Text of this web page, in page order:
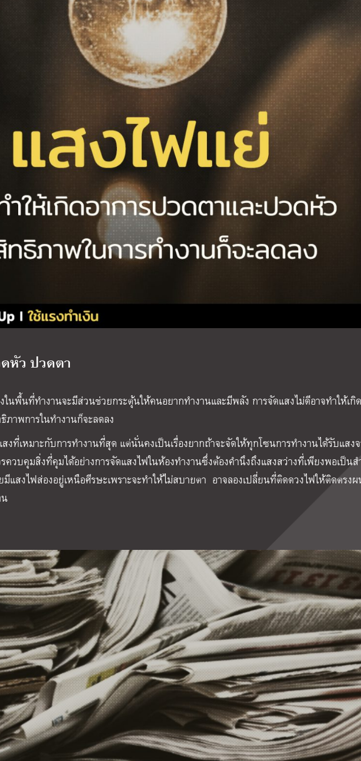
หัว ปวดตา
พื้นที่ทำงานจะมีส่วนช่วยกระตุ้นให้คนอยากทำงานและมีพลัง การจัดแสงไม่ดีอาจทำให้เกิ
าพการในทำงานก็จะลดลง
งที่เหมาะกับการทำงานที่สุด แต่นั่นคงเป็นเรื่องยากถ้าจะจัดให้ทุกโซนการทำงานได้รับแสง
ควบคุมสิ่งที่คุมได้อย่างการจัดแสงไฟในห้องทำงานซึ่งต้องคำนึงถึงแสงสว่างที่เพียงพอเป็น
มีแสงไฟส่องอยู่เหนือศีรษะเพราะจะทำให้ไม่สบายตา อาจลองเปลี่ยนที่ติดดวงไฟให้ติดตรง